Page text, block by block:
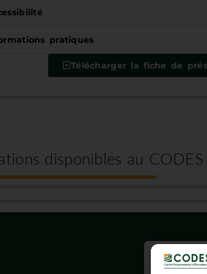
pratiques
Télécharger la fiche de
disponibles au